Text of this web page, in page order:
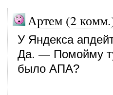
Артем (2
У Яндекса
Да. — Помойму
было АПА?